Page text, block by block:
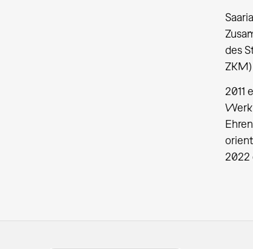
des
2011
Werk
2022